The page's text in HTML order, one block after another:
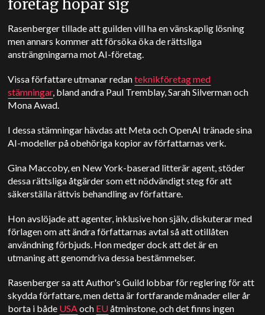
företag hopar sig
Rasenberger tillade att guilden vill ha en vänskaplig lösning
men annars kommer att försöka öka de rättsliga
ansträngningarna mot AI-företag.
Vissa författare utmanar redanteknikföretag med
stämningar, bland andra Paul Tremblay, Sarah Silverman och
Mona Awad.
I dessa stämningar hävdas att Meta och OpenAI tränade sina
AI-modeller på obehöriga kopior av författarnas verk.
Gina Maccoby, en New York-baserad litterär agent, stöder
dessa rättsliga åtgärder som ett nödvändigt steg för att
säkerställa rättvis behandling av författare.
Hon avslöjade att agenter, inklusive hon själv, diskuterar med
förlagen om att ändra författarnas avtal så att otillåten
användning förbjuds. Hon medger dock att det är en
utmaning att genomdriva dessa bestämmelser.
Rasenberger sa att Author's Guild lobbar för reglering för att
skydda författare, men detta är fortfarande månader eller år
borta i både USAoch EUåtminstone, och det finns ingen